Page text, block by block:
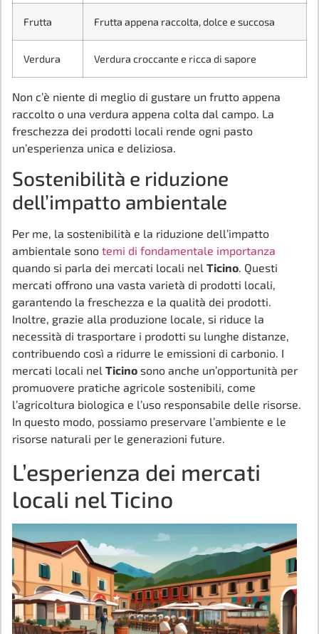
Frutta Frutta appena raccolta, dolce e succosa
Verdura Verdura croccante e ricca di sapore
Non c’è niente di meglio di gustare un frutto appena
raccolto o una verdura appena colta dal campo. La
freschezza dei prodotti locali rende ogni pasto
un’esperienza unica e deliziosa.
Sostenibilità e riduzione
dell’impatto ambientale
Per me, la sostenibilità e la riduzione dell’impatto
ambientale sono temi di fondamentale importanza
quando si parla dei mercati locali nel Ticino. Questi
mercati offrono una vasta varietà di prodotti locali,
garantendo la freschezza e la qualità dei prodotti.
Inoltre, grazie alla produzione locale, si riduce la
necessità di trasportare i prodotti su lunghe distanze,
contribuendo così a ridurre le emissioni di carbonio. I
mercati locali nel Ticino sono anche un’opportunità per
promuovere pratiche agricole sostenibili, come
l’agricoltura biologica e l’uso responsabile delle risorse.
In questo modo, possiamo preservare l’ambiente e le
risorse naturali per le generazioni future.
L’esperienza dei mercati
locali nel Ticino